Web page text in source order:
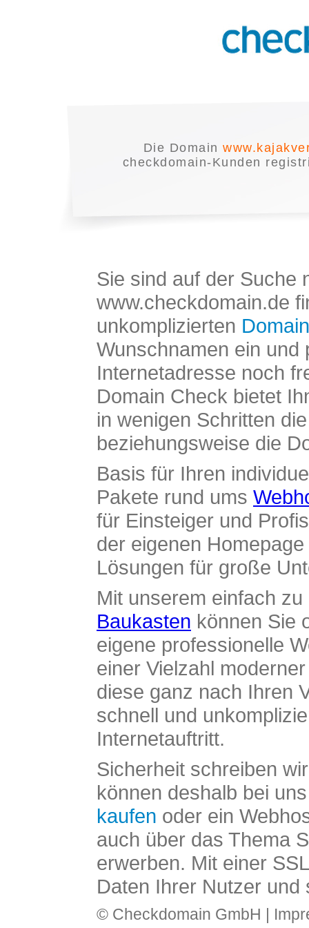
Die Domain
checkdomain-Kunden
Sie sind auf der Suche
www.checkdomain.de
unkomplizierten
Wunschnamen ein und
Internetadresse noch
Domain Check bietet
in wenigen Schritten
beziehungsweise die
Basis für Ihren
Pakete rund ums
für Einsteiger und
der eigenen
Lösungen für große
Mit unserem einfach
Baukasten können Sie
eigene professionelle
einer Vielzahl
diese ganz nach Ihren
schnell und
Internetauftritt.
Sicherheit schreiben
können deshalb bei
kaufen oder ein
auch über das Thema
erwerben. Mit einer
Daten Ihrer Nutzer und
© Checkdomain GmbH |